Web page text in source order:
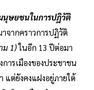
นุษยชนในการปฏิวัติ
จากคราวการปฏิวัติ
ม 1)ในอีก 13 ปีต่อมา
ารเมืองของประชาชน
แต่ยังคงแฝงอยู่ภายใต้